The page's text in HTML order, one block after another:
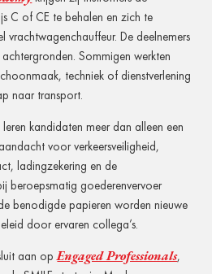
C of CE te behalen en zich te
vrachtwagenchauffeur. De deelnemers
Sommigen werkten
techniek of dienstverlening
naar transport.
kandidaten meer dan alleen een
voor verkeersveiligheid,
ladingzekering en de
beroepsmatig goederenvervoer
benodigde papieren worden nieuwe
door ervaren collega’s.
aan opEngaged Professionals,